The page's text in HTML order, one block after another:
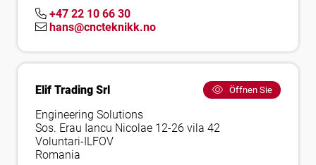
+47 22 10 66 30
hans@cncteknikk.no
Elif Trading Srl Öffnen Sie
Engineering Solutions
Sos. Erau Iancu Nicolae 12-26 vila 42
Voluntari-ILFOV
Romania